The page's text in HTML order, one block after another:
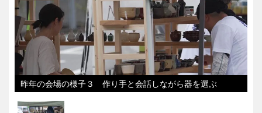
昨年の会場の様子３ 作り手と会話しながら器を選ぶ